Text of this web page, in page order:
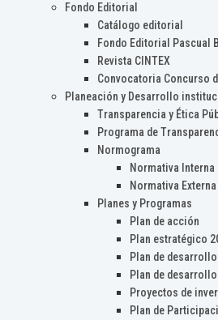
Fondo Editorial
Catálogo editorial
Fondo Editorial Pascual
Revista CINTEX
Convocatoria Concurso
Planeación y Desarrollo
Transparencia y Ética
Programa de
Normograma
Normativa Interna
Normativa Externa
Planes y Programas
Plan de acción
Plan estratégico
Plan de
Plan de
Proyectos de
Plan de